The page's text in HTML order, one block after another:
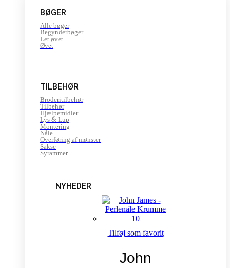
BØGER
Alle bøger
Begynderbøger
Let øvet
Øvet
TILBEHØR
Broderitilbehør
Tilbehør
Hjælpemidler
Lys & Lup
Montering
Nåle
Overføring af mønster
Sakse
Syrammer
NYHEDER
Tilføj som favorit
John